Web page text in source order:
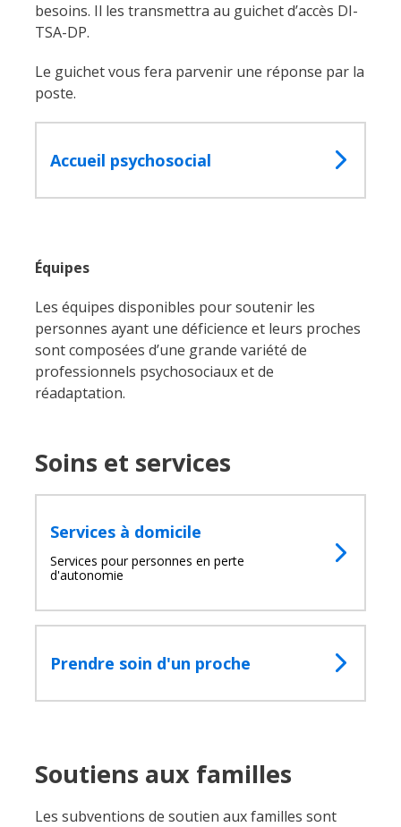
Lancer
besoins. Il les transmettra au guichet d’accès DI-
TSA-DP.
Le guichet vous fera parvenir une réponse par la
poste.
Accueil psychosocial
Équipes
Les équipes disponibles pour soutenir les
personnes ayant une déficience et leurs proches
sont composées d’une grande variété de
professionnels psychosociaux et de
réadaptation.
Soins et services
Services à domicile
Services pour personnes en perte
d'autonomie
Prendre soin d'un proche
Soutiens aux familles
Les subventions de soutien aux familles sont